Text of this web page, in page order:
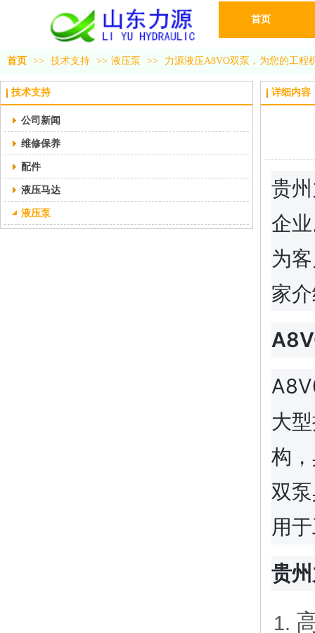
首页
首页 >> 技术支持 >> 液压泵 >> 力源液压A8VO双泵，为您的工程
技术支持
公司新闻
维修保养
配件
液压马达
液压泵
详细内容
贵
企
为
家
大
构
双
用
贵